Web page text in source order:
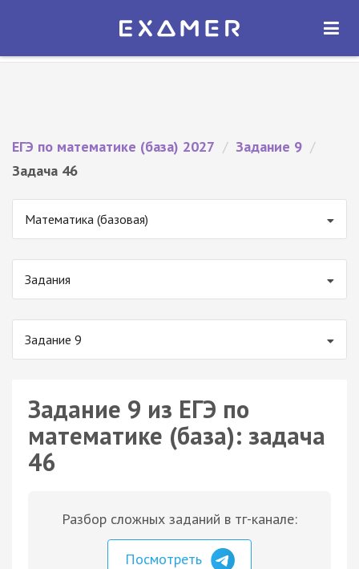
Экзамер — ЕГЭ 2027
ОТКРЫТЬ
ЕГЭ по математике (база) 2027 / Задание 9 /
Задача 46
Математика (базовая)
Задания
Задание 9
Задание 9 из ЕГЭ по
математике (база): задача
46
Разбор сложных заданий в тг-канале:
Посмотреть